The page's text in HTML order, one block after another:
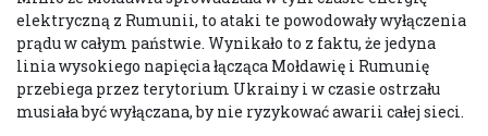
elektryczną z Rumunii, to ataki te powodowały wyłączenia
prądu w całym państwie. Wynikało to z faktu, że jedyna
linia wysokiego napięcia łącząca Mołdawię i Rumunię
przebiega przez terytorium Ukrainy i w czasie ostrzału
musiała być wyłączana, by nie ryzykować awarii całej sieci.